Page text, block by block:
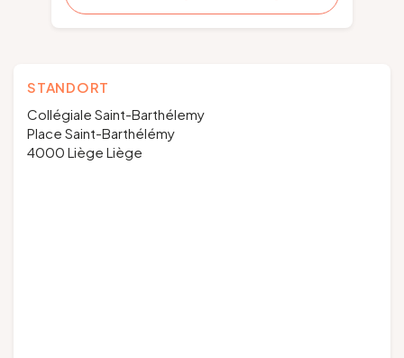
STANDORT
Collégiale Saint-Barthélemy
Place Saint-Barthélémy
4000 Liège Liège